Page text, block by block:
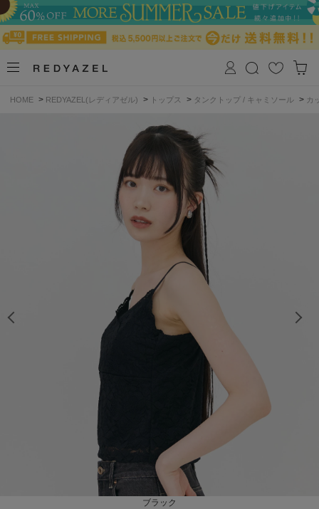
HOME > REDYAZEL(レディアゼル) > トップス > タンクトップ / キャミソール > カ
ブラック
ホワイト
model：166cm 着用サイズF
model：166cm 着用サイズF
model：166cm 着用サイズF
model：166cm 着用サイズF
model：166cm 着用サイズF